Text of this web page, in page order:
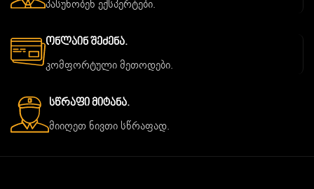
პასუხობენ ექსპერტები.
Ონლაინ Შეძენა.
კომფორტული მეთოდები.
Სწრაფი Მიტანა.
მიიღეთ ნივთი სწრაფად.